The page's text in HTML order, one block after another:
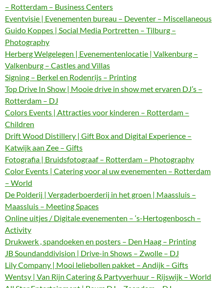
– Rotterdam – Business Centers
Eventvisie | Evenementen bureau – Deventer – Miscellaneous
Guido Koppes | Social Media Portretten – Tilburg –
Photography
Herberg Welgelegen | Evenementenlocatie | Valkenburg –
Valkenburg – Castles and Villas
Signing – Berkel en Rodenrijs – Printing
Top Drive In Show | Mooie drive in show met ervaren DJ’s –
Rotterdam – DJ
Colors Events | Attracties voor kinderen – Rotterdam –
Children
Drift Wood Distillery | Gift Box and Digital Experience –
Katwijk aan Zee – Gifts
Fotografia | Bruidsfotograaf – Rotterdam – Photography
Color Events | Catering voor al uw evenementen – Rotterdam
– World
De Polderij | Vergaderboerderij in het groen | Maassluis –
Maassluis – Meeting Spaces
Online uitjes / Digitale evenementen – ‘s-Hertogenbosch –
Activity
Drukwerk , spandoeken en posters – Den Haag – Printing
JB Soundanddivision | Drive-in Shows – Zwolle – DJ
Lily Company | Mooi leliebollen pakket – Andijk – Gifts
Wentsy | Van Rijn Catering & Partyverhuur – Rijswijk – World